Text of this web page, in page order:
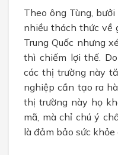
Theo ông Tùng,
nhiều thách thức về
Trung Quốc nhưng
thì chiếm lợi thế.
các thị trường này
nghiệp cần tạo ra
thị trường này họ
mã, mà chỉ chú ý
là đảm bảo sức khỏe